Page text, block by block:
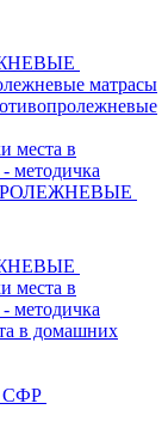
матрасы
места в
методичка
места в
методичка
в домашних